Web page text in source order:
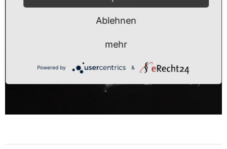
Ablehnen
mehr
Powered by &